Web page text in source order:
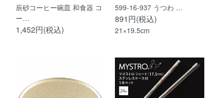
辰砂コーヒー碗皿 和食器 コ
ー…
1,452円(税込)
599-16-937 うつわ …
891円(税込)
21×19.5cm